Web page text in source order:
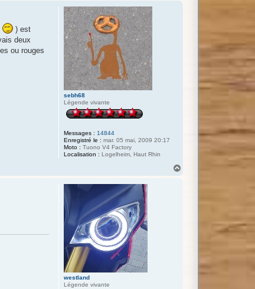
sebh68
Légende vivante
Messages : 14844
Enregistré le : mar. 05 mai, 2009 20:17
Moto : Tuono V4 Factory
Localisation : Logelheim, Haut Rhin
) est
deux
ou rouges
westland
Légende vivante